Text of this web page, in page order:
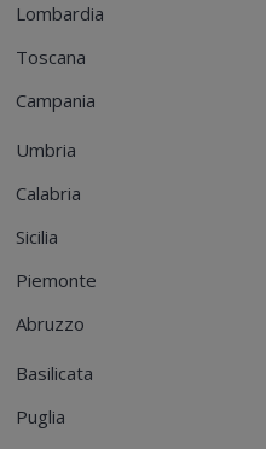
Lombardia
Toscana
Campania
Umbria
Calabria
Sicilia
Piemonte
Abruzzo
Basilicata
Puglia